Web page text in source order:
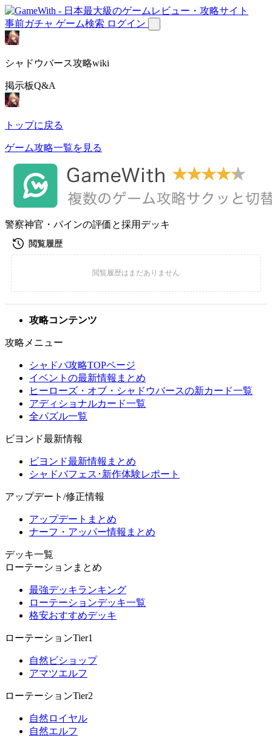
事前ガチャ ゲーム検索 ログイン
シャドウバース攻略wiki
掲示板Q&A
トップに戻る
ゲーム攻略一覧を見る
警察神官・パインの評価と採用デッキ
攻略コンテンツ
攻略メニュー
シャドバ攻略TOPページ
イベントの最新情報まとめ
ヒーローズ・オブ・シャドウバースの新カード一覧
アディショナルカード一覧
全パズル一覧
ビヨンド最新情報
ビヨンド最新情報まとめ
シャドバフェス･新作体験レポート
アップデート/修正情報
アップデートまとめ
ナーフ・アッパー情報まとめ
デッキ一覧
ローテーションまとめ
最強デッキランキング
ローテーションデッキ一覧
格安おすすめデッキ
ローテーションTier1
自然ビショップ
アマツエルフ
ローテーションTier2
自然ロイヤル
自然エルフ